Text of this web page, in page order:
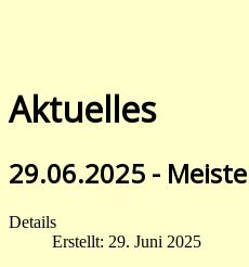
Aktuelles
29.06.2025 -
Details
Erstellt: 29. Juni 2025